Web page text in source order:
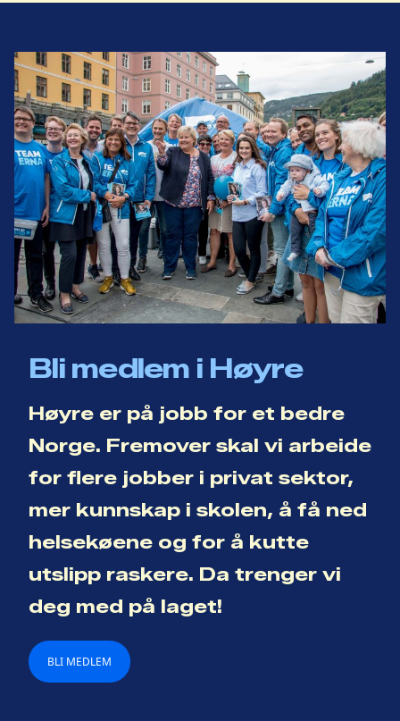
Bli medlem i Høyre
Høyre er på jobb for et bedre
Norge. Fremover skal vi arbeide
for flere jobber i privat sektor,
mer kunnskap i skolen, å få ned
helsekøene og for å kutte
utslipp raskere. Da trenger vi
deg med på laget!
BLI MEDLEM